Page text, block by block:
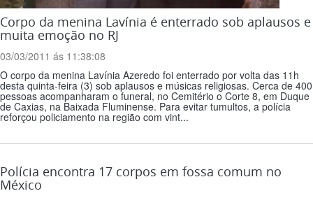
Corpo da menina Lavínia é enterrado sob aplausos e
muita emoção no RJ
03/03/2011 ás 11:38:08
O corpo da menina Lavínia Azeredo foi enterrado por volta das 11h
desta quinta-feira (3) sob aplausos e músicas religiosas. Cerca de 400
pessoas acompanharam o funeral, no Cemitério o Corte 8, em Duque
de Caxias, na Baixada Fluminense. Para evitar tumultos, a polícia
reforçou policiamento na região com vint...
Polícia encontra 17 corpos em fossa comum no
México